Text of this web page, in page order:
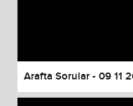
Arafta Sorular - 09 11